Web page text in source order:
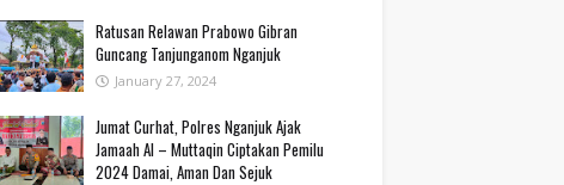
Ratusan Relawan Prabowo Gibran
Guncang Tanjunganom Nganjuk
January 27, 2024
Jumat Curhat, Polres Nganjuk Ajak
Jamaah Al – Muttaqin Ciptakan Pemilu
2024 Damai, Aman Dan Sejuk